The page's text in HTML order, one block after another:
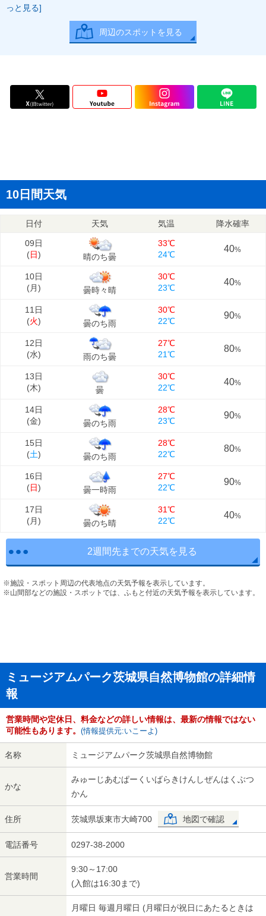
っと見る]
周辺のスポットを見る
10日間天気
日付 天気 気温 降水確率
09日
(日) 晴のち曇
33℃
24℃
40%
10日
(月) 曇時々晴
30℃
23℃
40%
11日
(火) 曇のち雨
30℃
22℃
90%
12日
(水) 雨のち曇
27℃
21℃
80%
13日
(木) 曇
30℃
22℃
40%
14日
(金) 曇のち雨
28℃
23℃
90%
15日
(土) 曇のち雨
28℃
22℃
80%
16日
(日) 曇一時雨
27℃
22℃
90%
17日
(月) 曇のち晴
31℃
22℃
40%
2週間先までの天気を見る
※施設・スポット周辺の代表地点の天気予報を表示しています。
※山間部などの施設・スポットでは、ふもと付近の天気予報を表示しています。
ミュージアムパーク茨城県自然博物館の詳細情
報
営業時間や定休日、料金などの詳しい情報は、最新の情報ではない
可能性もあります。 (情報提供元:いこーよ)
名称 ミュージアムパーク茨城県自然博物館
かな
みゅーじあむぱーくいばらきけんしぜんはくぶつ
かん
住所 茨城県坂東市大崎700 地図で確認
電話番号 0297-38-2000
営業時間
9:30～17:00
(入館は16:30まで)
月曜日 毎週月曜日 (月曜日が祝日にあたるときは